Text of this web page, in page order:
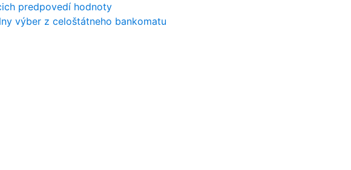
predpovedí hodnoty
výber z celoštátneho bankomatu